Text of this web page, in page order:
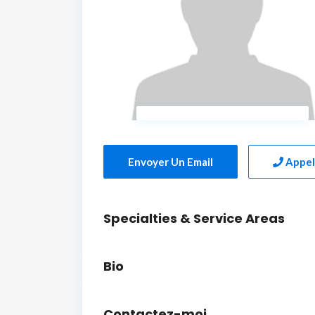
Envoyer Un Email
Specialties & Service Areas
Bio